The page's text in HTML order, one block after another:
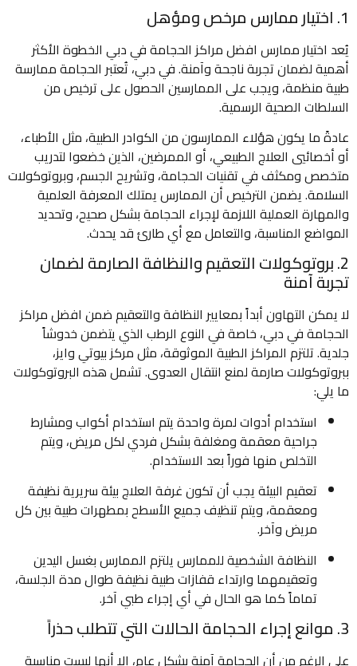
1. اختيار ممارس مرخص ومؤهل
يُعد اختيار ممارس افضل مراكز الحجامة في دبي الخطوة الأكثر
أهمية لضمان تجربة ناجحة وآمنة. في دبي، تُعتبر الحجامة ممارسة
طبية منظمة، ويجب على الممارسين الحصول على ترخيص من
السلطات الصحية الرسمية.
عادةً ما يكون هؤلاء الممارسون من الكوادر الطبية، مثل الأطباء،
أو أخصائيي العلاج الطبيعي، أو الممرضين، الذين خضعوا لتدريب
متخصص ومكثف في تقنيات الحجامة، وتشريح الجسم، وبروتوكولات
السلامة. يضمن الترخيص أن الممارس يمتلك المعرفة العلمية
والمهارة العملية اللازمة لإجراء الحجامة بشكل صحيح، وتحديد
المواضع المناسبة، والتعامل مع أي طارئ قد يحدث.
2. بروتوكولات التعقيم والنظافة الصارمة لضمان
تجربة آمنة
لا يمكن التهاون أبداً بمعايير النظافة والتعقيم ضمن افضل مراكز
الحجامة في دبي، خاصة في النوع الرطب الذي يتضمن خدوشاً
جلدية. تلتزم المراكز الطبية الموثوقة، مثل مركز بيوتي وايز،
ببروتوكولات صارمة لمنع انتقال العدوى. تشمل هذه البروتوكولات
ما يلي:
استخدام أدوات لمرة واحدة يتم استخدام أكواب ومشارط
جراحية معقمة ومغلفة بشكل فردي لكل مريض، ويتم
التخلص منها فوراً بعد الاستخدام.
تعقيم البيئة يجب أن تكون غرفة العلاج بيئة سريرية نظيفة
ومعقمة، ويتم تنظيف جميع الأسطح بمطهرات طبية بين كل
مريض وآخر.
النظافة الشخصية للممارس يلتزم الممارس بغسل اليدين
وتعقيمهما وارتداء قفازات طبية نظيفة طوال مدة الجلسة،
تماماً كما هو الحال في أي إجراء طبي آخر.
3. موانع إجراء الحجامة الحالات التي تتطلب حذراً
على الرغم من أن الحجامة آمنة بشكل عام، إلا أنها ليست مناسبة